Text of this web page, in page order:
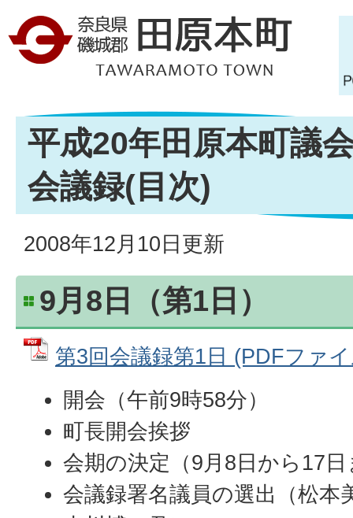
平成20年田原本町議
会議録(目次)
2008年12月10日更新
9月8日（第1日）
第3回会議録第1日 (PDFファ
開会（午前9時58分）
町長開会挨拶
会期の決定（9月8日から17
会議録署名議員の選出（松本